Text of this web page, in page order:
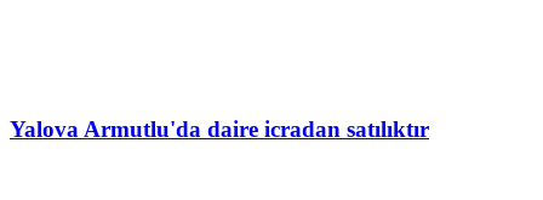
Yalova Armutlu'da daire icradan satılıktır